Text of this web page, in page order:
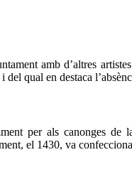
amb d’altres
qual en destaca
per als canonges
el 1430, va